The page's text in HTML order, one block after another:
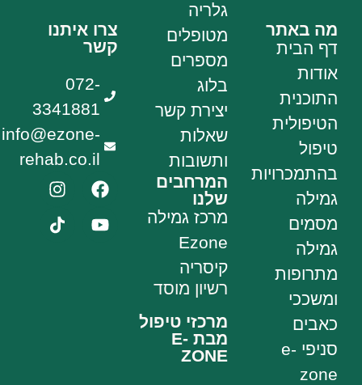
מה באתר
דף הבית
אודות
התוכנית
הטיפולית
טיפול
בהתמכרויות
גמילה
מסמים
גמילה
מתרופות
ומשככי
כאבים
סניפי e-
zone
גלריה
מטופלים
מספרים
בלוג
יצירת קשר
שאלות
ותשובות
המרחבים
שלנו
מרכז גמילה
Ezone
קיסריה
רשיון מוסד
מרכזי טיפול
מבת E-
ZONE
צרו איתנו
קשר
072-
3341881
info@ezone-
rehab.co.il